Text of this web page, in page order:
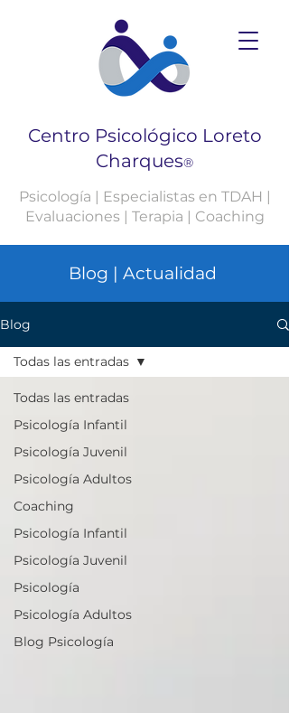
Centro Psicológico Loreto
Charques®
Psicología | Especialistas en TDAH |
Evaluaciones | Terapia | Coaching
Blog | Actualidad
Blog
Todas las entradas
Psicología Infantil
Psicología Juvenil
Psicología Adultos
Coaching
Psicología Infantil
Psicología Juvenil
Psicología
Psicología Adultos
Blog Psicología
Todas las entradas